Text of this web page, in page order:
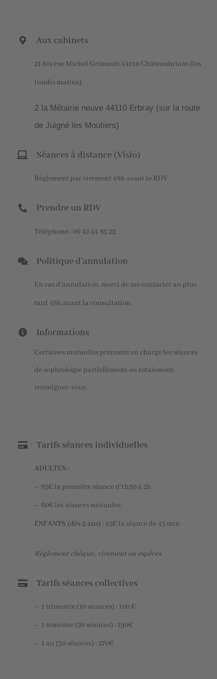
Aux cabinets
21 bis rue Michel Grimault 44110 Châteaubriant (les
lundis matins)
2 la Métairie neuve 44110 Erbray (sur la route
de Juigné les Moutiers)
Séances à distance (Visio)
Règlement par virement 48h avant le RDV
Prendre un RDV
Téléphone : 06 42 44 83 22
Politique d’annulation
En cas d’annulation, merci de me contacter au plus
tard 48h avant la consultation.
Informations
Certaines mutuelles prennent en charge les séances
de sophrologie partiellement ou totalement,
renseignez-vous.
Tarifs séances individuelles
ADULTES :
– 65€ la première séance d’1h30 à 2h
– 60€ les séances suivantes
ENFANTS (dès 5 ans) :45€ la séance de 45 min
Règlement chèque , virement ou espèces
Tarifs séances collectives
– 1 trimestre (10 séances) : 100 €
– 1 semestre (20 séances) : 190€
– 1 an (30 séances) : 270€